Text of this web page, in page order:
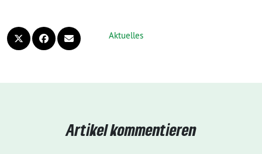
Aktuelles
Artikel kommentieren